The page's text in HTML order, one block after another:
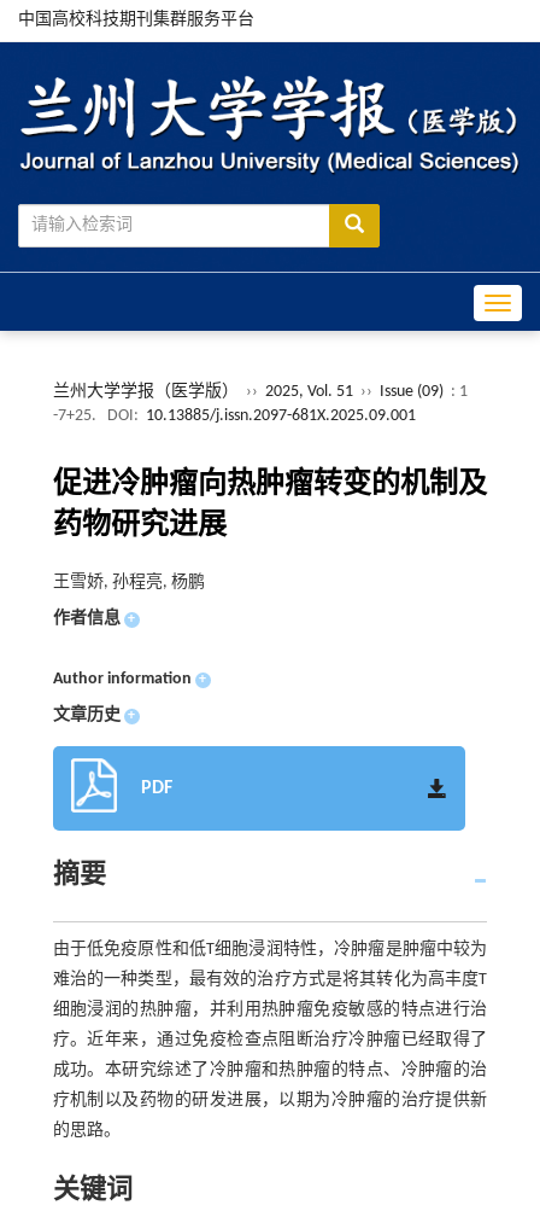
中国高校科技期刊集群服务平台
兰州大学学报（医学版） ›› 2025, Vol. 51 ›› Issue (09) : 1
-7+25.
DOI: 10.13885/j.issn.2097-681X.2025.09.001
促进冷肿瘤向热肿瘤转变的机制及
药物研究进展
王雪娇, 孙程亮, 杨鹏
作者信息 +
Author information +
文章历史 +
PDF
摘要
由于低免疫原性和低T细胞浸润特性，冷肿瘤是肿瘤中较为
难治的一种类型，最有效的治疗方式是将其转化为高丰度T
细胞浸润的热肿瘤，并利用热肿瘤免疫敏感的特点进行治
疗。近年来，通过免疫检查点阻断治疗冷肿瘤已经取得了
成功。本研究综述了冷肿瘤和热肿瘤的特点、冷肿瘤的治
疗机制以及药物的研发进展，以期为冷肿瘤的治疗提供新
的思路。
关键词